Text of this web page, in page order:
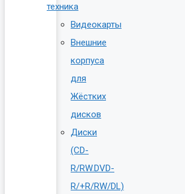
техника
Видеокарты
Внешние
корпуса
для
Жёстких
дисков
Диски
(CD-
R/RW.DVD-
R/+R/RW/DL)